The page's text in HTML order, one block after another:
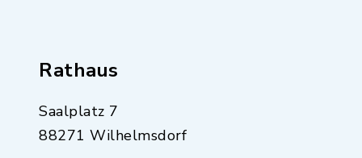
Rathaus
Saalplatz 7
88271 Wilhelmsdorf